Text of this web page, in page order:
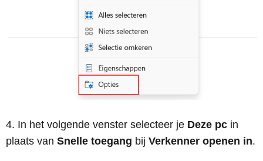
In het volgende venster selecteer je Deze pc in
plaats van Snelle toegang bij Verkenner openen in.